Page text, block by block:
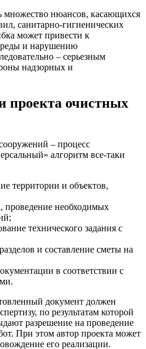
множество нюансов, касающихся
санитарно-гигиенических
может привести к
и нарушению
– серьезным
надзорных и
проекта очистных
– процесс
алгоритм все-таки
территории и объектов,
проведение необходимых
технического задания с
и составление сметы на
в соответствии с
документ должен
по результатам которой
разрешение на проведение
При этом автор проекта может
его реализации.